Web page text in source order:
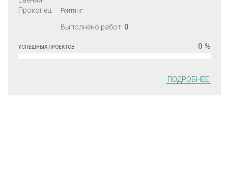
Рейтинг:
Выполнено работ: 0
0 %
УСПЕШНЫХ ПРОЕКТОВ
ПОДРОБНЕЕ